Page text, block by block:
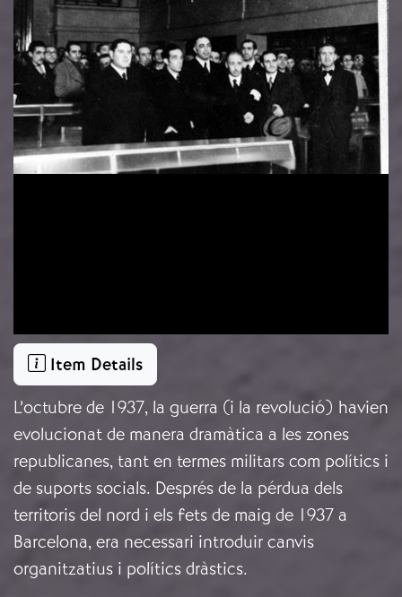
Item Details
L’octubre de 1937, la guerra (i la revolució) havien
evolucionat de manera dramàtica a les zones
republicanes, tant en termes militars com polítics i
de suports socials. Després de la pérdua dels
territoris del nord i els fets de maig de 1937 a
Barcelona, era necessari introduir canvis
organitzatius i polítics dràstics.